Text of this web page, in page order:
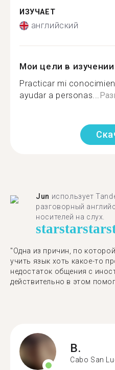
ИЗУЧАЕТ
английский
Мои цели в
Practicar mi
ayudar a personas...
Jun использует
разговорный
носителей на слух.
starstarstar
"Одна из причин, по
учить язык хоть какое-то
недостаток общения с
действительно в этом
B.
Cabo San